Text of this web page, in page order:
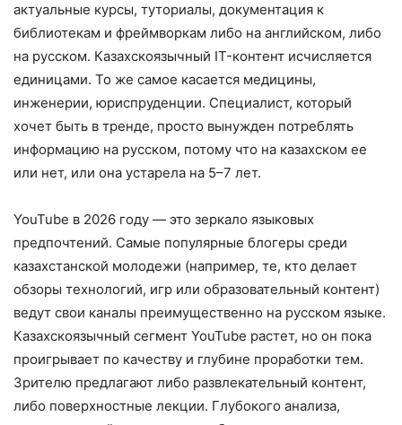
актуальные курсы, туториалы, документация к
библиотекам и фреймворкам либо на английском, либо
на русском. Казахскоязычный IT-контент исчисляется
единицами. То же самое касается медицины,
инженерии, юриспруденции. Специалист, который
хочет быть в тренде, просто вынужден потреблять
информацию на русском, потому что на казахском ее
или нет, или она устарела на 5–7 лет.
YouTube в 2026 году — это зеркало языковых
предпочтений. Самые популярные блогеры среди
казахстанской молодежи (например, те, кто делает
обзоры технологий, игр или образовательный контент)
ведут свои каналы преимущественно на русском языке.
Казахскоязычный сегмент YouTube растет, но он пока
проигрывает по качеству и глубине проработки тем.
Зрителю предлагают либо развлекательный контент,
либо поверхностные лекции. Глубокого анализа,